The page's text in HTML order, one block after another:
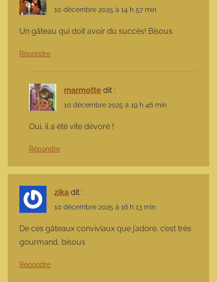
10 décembre 2025 à 14 h 57 min
Un gâteau qui doit avoir du succès! Bisous
Répondre
marmotte dit :
10 décembre 2025 à 19 h 46 min
Oui, il a été vite dévoré !
Répondre
zika dit :
10 décembre 2025 à 16 h 13 min
De ces gâteaux conviviaux que j’adore, c’est très
gourmand, bisous
Répondre